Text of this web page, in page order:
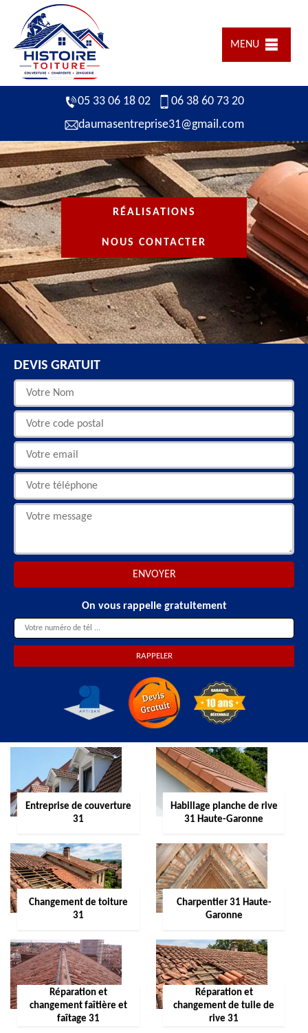
MENU
05 33 06 18 02
06 38 60 73 20
daumasentreprise31@gmail.com
RÉALISATIONS
NOUS CONTACTER
DEVIS GRATUIT
On vous rappelle gratuitement
Entreprise de couverture
31
Habillage planche de rive
31 Haute-Garonne
Changement de toiture
31
Charpentier 31 Haute-
Garonne
Réparation et
changement faîtière et
faîtage 31
Réparation et
changement de tuile de
rive 31